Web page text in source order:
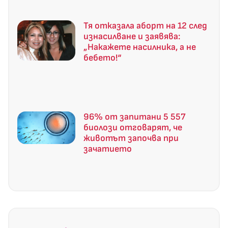
Тя отказала аборт на 12 след
изнасилване и заявява:
„Накажете насилника, а не
бебето!“
96% от запитани 5 557
биолози отговарят, че
животът започва при
зачатието